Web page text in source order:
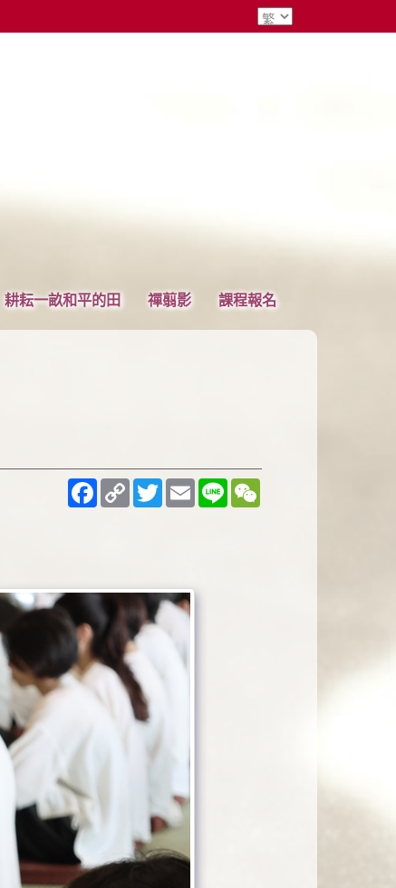
耕耘一畝和平的田 禪翦影 課程報名
Facebook
Copy
Link
TwitterEmailLine